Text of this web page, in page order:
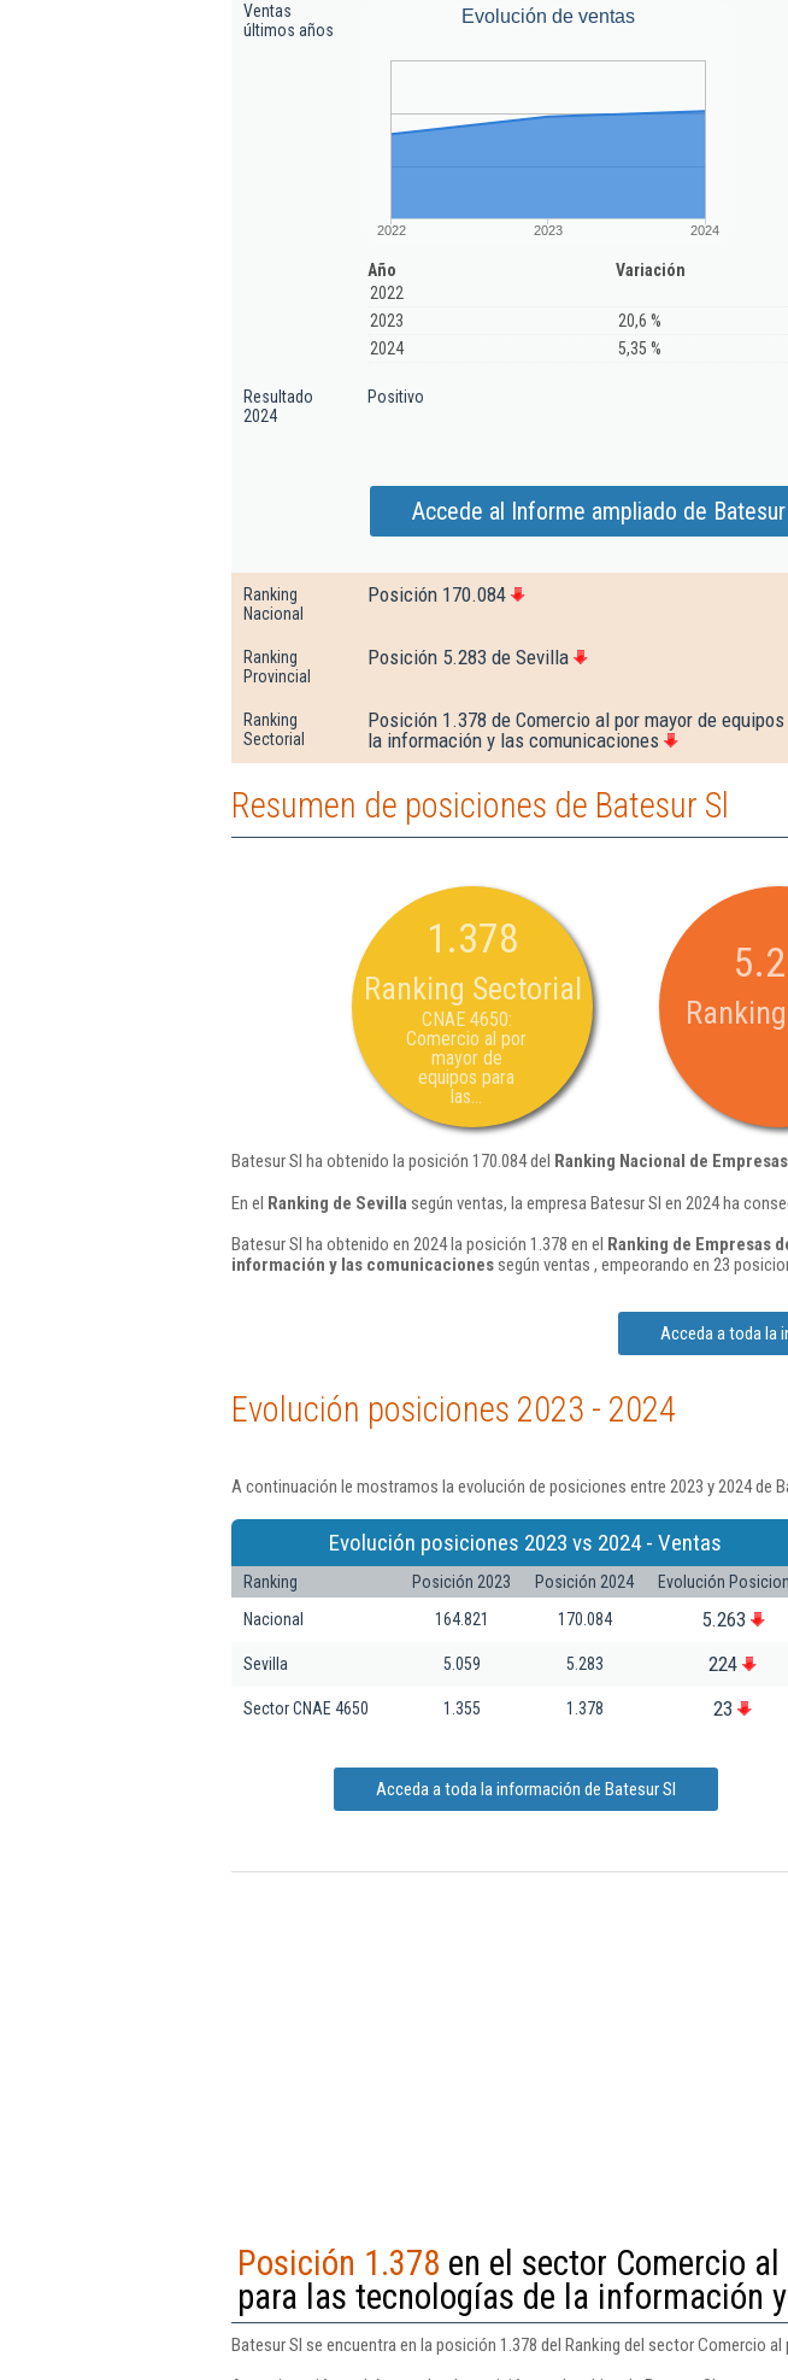
Ventas
últimos años
Evolución de ventas
2022 2023 2024
Año
Variación
2022
2023
20,6 %
2024
5,35 %
Resultado
2024
Positivo
Accede al Informe ampliado de
Ranking
Nacional
Posición 170.084
Ranking
Provincial
Posición 5.283 de Sevilla
Ranking
Sectorial
Posición 1.378 de Comercio al por mayor de
la información y las comunicaciones
Resumen de posiciones de Batesur Sl
1.378
Ranking Sectorial
CNAE 4650:
Comercio al por
mayor de
equipos para
las...
Batesur Sl ha obtenido la posición 170.084 del Ranking Nacional de Empresas
En el Ranking de Sevilla según ventas, la empresa Batesur Sl en 2024 ha
Batesur Sl ha obtenido en 2024 la posición 1.378 en el Ranking de Empresas
información y las comunicacionessegún ventas , empeorando en 23
Acceda a toda la
Evolución posiciones 2023 - 2024
A continuación le mostramos la evolución de posiciones entre 2023 y 2024 de
Evolución posiciones 2023 vs 2024 - Ventas
Ranking Posición 2023 Posición 2024
Evolución
Nacional
164.821 170.084 5.263
Sevilla 5.059 5.283 224
Sector CNAE 4650 1.355 1.378 23
Acceda a toda la información de Batesur Sl
Posición 1.378 en el sector Comercio
para las tecnologías de la información
Batesur Sl se encuentra en la posición 1.378 del Ranking del sector Comercio